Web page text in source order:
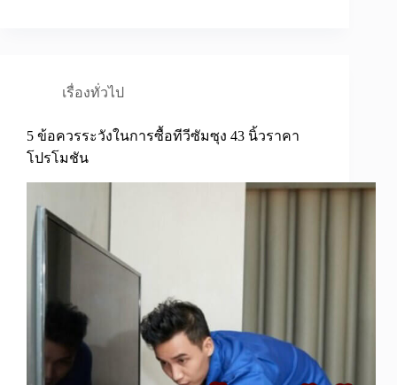
เรื่องทั่วไป
5 ข้อควรระวังในการซื้อทีวีซัมซุง 43 นิ้วราคา
โปรโมชัน